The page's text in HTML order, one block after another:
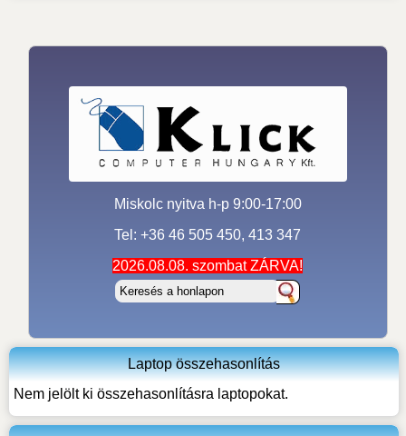
Miskolc nyitva h-p 9:00-17:00
Tel: +36 46 505 450, 413 347
2026.08.08. szombat ZÁRVA!
Laptop összehasonlítás
Nem jelölt ki összehasonlításra laptopokat.